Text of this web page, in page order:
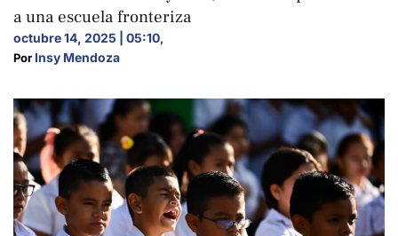
a una escuela fronteriza
octubre 14, 2025 | 05:10,
Por Insy Mendoza